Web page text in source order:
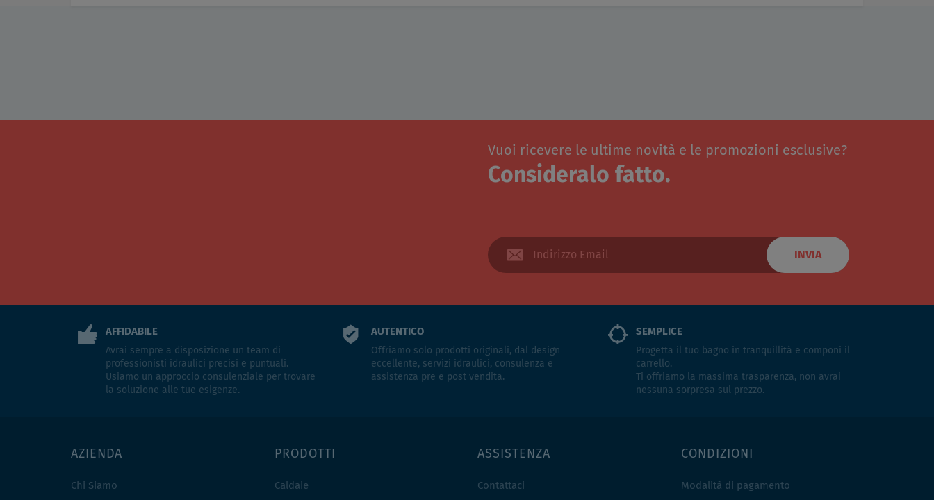
Vuoi ricevere le ultime novità e le promozioni esclusive?
Consideralo fatto.
INVIA
AFFIDABILE
Avrai sempre a disposizione un team di
professionisti idraulici precisi e puntuali.
Usiamo un approccio consulenziale per trovare
la soluzione alle tue esigenze.
AUTENTICO
Offriamo solo prodotti originali, dal design
eccellente, servizi idraulici, consulenza e
assistenza pre e post vendita.
SEMPLICE
Progetta il tuo bagno in tranquillità e componi il
carrello.
Ti offriamo la massima trasparenza, non avrai
nessuna sorpresa sul prezzo.
AZIENDA
Chi Siamo
PRODOTTI
Caldaie
ASSISTENZA
Contattaci
CONDIZIONI
Modalità di pagamento